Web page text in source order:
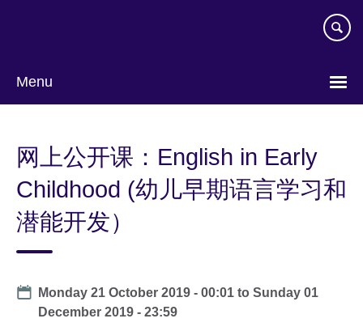
Menu
language
网上公开课：English in Early
Childhood (幼儿早期语言学习和
潜能开发）
Date
Monday 21 October 2019 - 00:01 toSunday 01
December 2019 - 23:59